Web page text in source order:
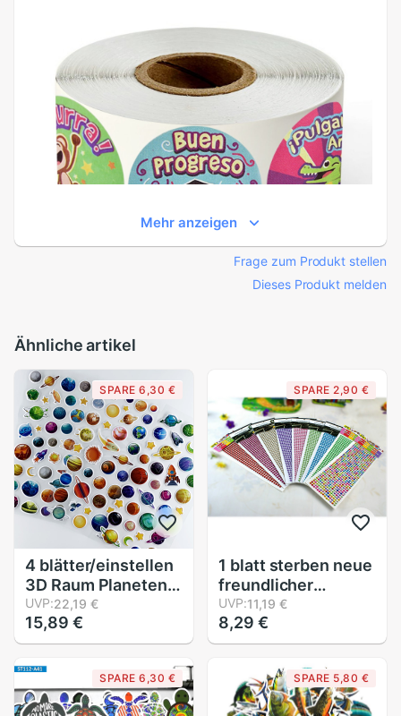
Mehr anzeigen
Frage zum Produkt stellen
Dieses Produkt melden
Ähnliche artikel
SPARE 6,30 €
4 blätter/einstellen
3D Raum Planeten
aufbringen blasiert
Schaum Aufkleber
für freundlicher
Scrapbooking
Aufkleber DIY
Dekoration
UVP:22,19 €
15,89 €
SPARE 2,90 €
1 blatt sterben neue
freundlicher
Karikatur DIY runde
Künstliche Strass
Einfügen diamant
praktisch aufkleber
dekorative
aufkleber
UVP:11,19 €
8,29 €
SPARE 6,30 € SPARE 5,80 €